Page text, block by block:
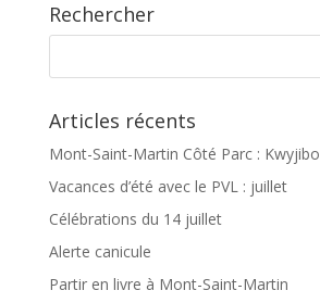
Rechercher
Articles récents
Mont-Saint-Martin Côté Parc : Kwyjibo
Vacances d’été avec le PVL : juillet
Célébrations du 14 juillet
Alerte canicule
Partir en livre à Mont-Saint-Martin